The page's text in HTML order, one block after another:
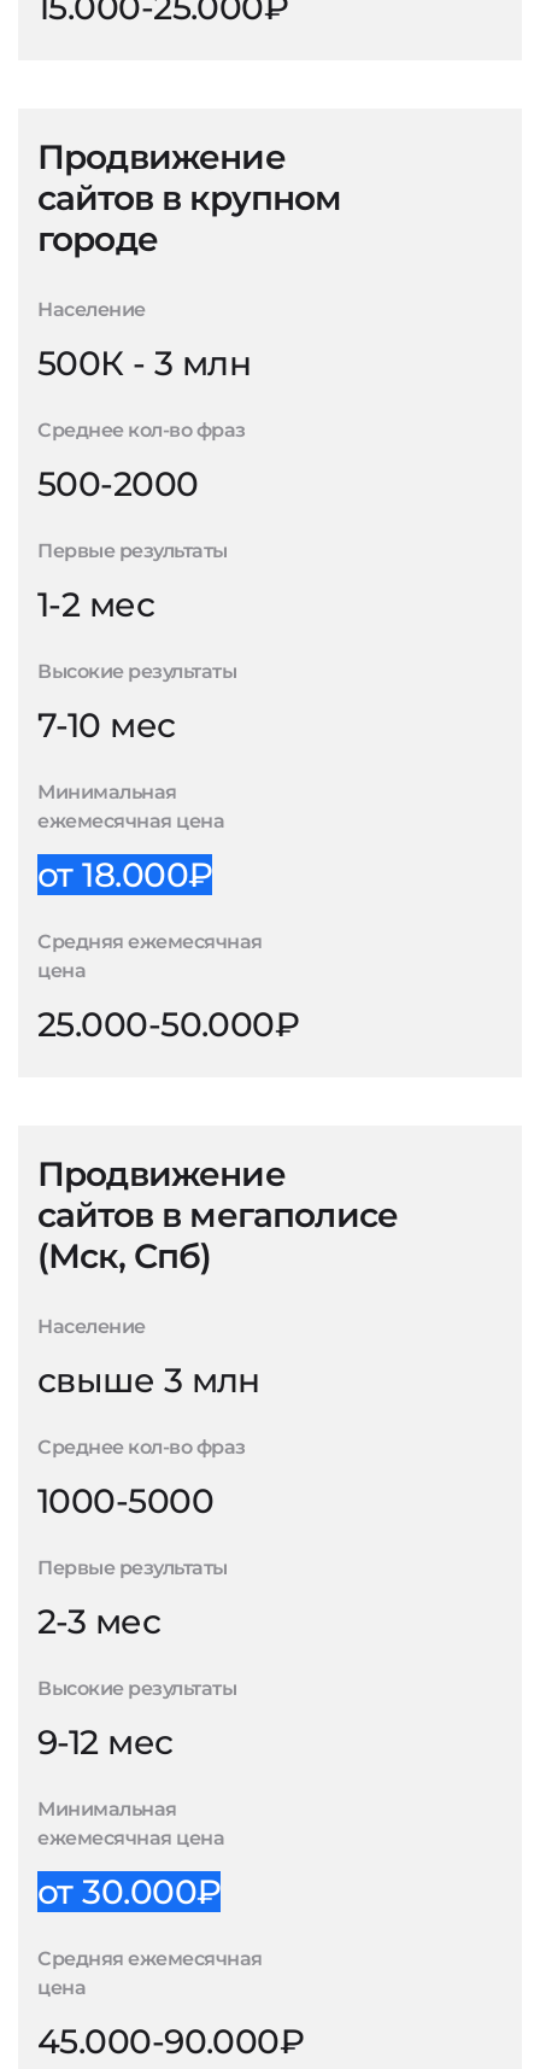
Продвижение
сайтов в крупном
городе
Население
500К - 3 млн
Среднее кол-во фраз
500-2000
Первые результаты
1-2 мес
Высокие результаты
7-10 мес
Минимальная
ежемесячная цена
от 18.000₽
Средняя ежемесячная
цена
25.000-50.000₽
Продвижение
сайтов в мегаполисе
(Мск, Спб)
Население
свыше 3 млн
Среднее кол-во фраз
1000-5000
Первые результаты
2-3 мес
Высокие результаты
9-12 мес
Минимальная
ежемесячная цена
от 30.000₽
Средняя ежемесячная
цена
45.000-90.000₽